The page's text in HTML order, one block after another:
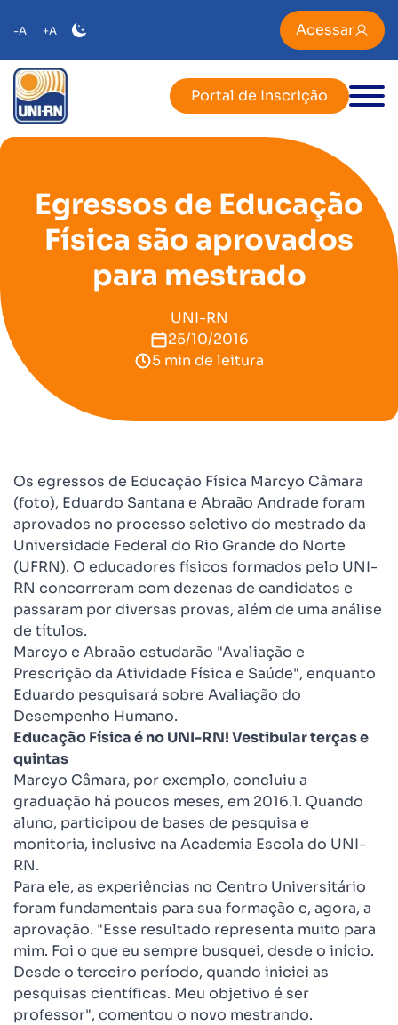
-A +A Acessar
Portal de Inscrição
Egressos de Educação
Física são aprovados
para mestrado
UNI-RN
25/10/2016
5 min de leitura
Os egressos de Educação Física Marcyo Câmara
(foto), Eduardo Santana e Abraão Andrade foram
aprovados no processo seletivo do mestrado da
Universidade Federal do Rio Grande do Norte
(UFRN). O educadores físicos formados pelo UNI-
RN concorreram com dezenas de candidatos e
passaram por diversas provas, além de uma análise
de títulos.
Marcyo e Abraão estudarão "Avaliação e
Prescrição da Atividade Física e Saúde", enquanto
Eduardo pesquisará sobre Avaliação do
Desempenho Humano.
Educação Física é no UNI-RN! Vestibular terças e
quintas
Marcyo Câmara, por exemplo, concluiu a
graduação há poucos meses, em 2016.1. Quando
aluno, participou de bases de pesquisa e
monitoria, inclusive na Academia Escola do UNI-
RN.
Para ele, as experiências no Centro Universitário
foram fundamentais para sua formação e, agora, a
aprovação. "Esse resultado representa muito para
mim. Foi o que eu sempre busquei, desde o início.
Desde o terceiro período, quando iniciei as
pesquisas científicas. Meu objetivo é ser
professor", comentou o novo mestrando.